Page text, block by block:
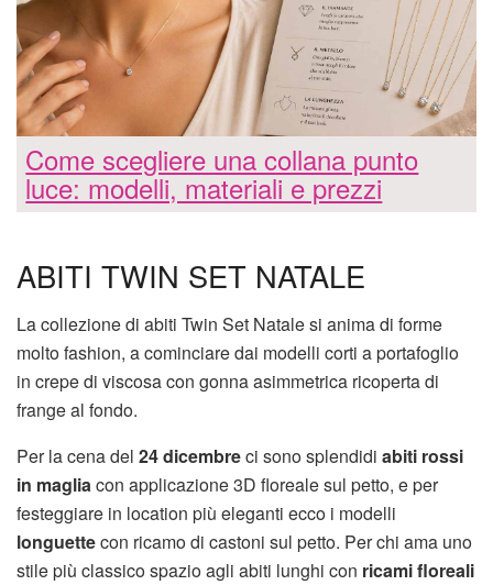
Come scegliere una collana punto
luce: modelli, materiali e prezzi
ABITI TWIN SET NATALE
La collezione di abiti Twin Set Natale si anima di forme
molto fashion, a cominciare dai modelli corti a portafoglio
in crepe di viscosa con gonna asimmetrica ricoperta di
frange al fondo.
Per la cena del 24 dicembreci sono splendidi abiti rossi
in magliacon applicazione 3D floreale sul petto, e per
festeggiare in location più eleganti ecco i modelli
longuettecon ricamo di castoni sul petto. Per chi ama uno
stile più classico spazio agli abiti lunghi con ricami floreali